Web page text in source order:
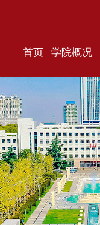
首页 学院概况